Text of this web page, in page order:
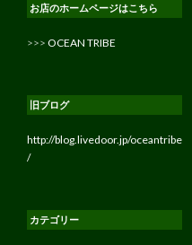
お店のホームページはこちら
>>> OCEAN TRIBE
旧ブログ
http://blog.livedoor.jp/oceantribe
/
カテゴリー